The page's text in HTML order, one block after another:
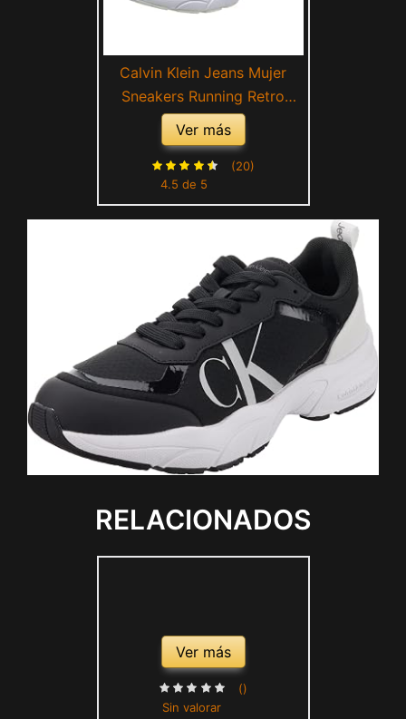
Calvin Klein Jeans Mujer
Sneakers Running Retro
Tennis Over Mesh Wn
Zapatillas Deportivas,
Blanco (White/Creamy
White), 37
Ver más
4.5 de 5
(20)
RELACIONADOS
Ver más
Sin valorar
()